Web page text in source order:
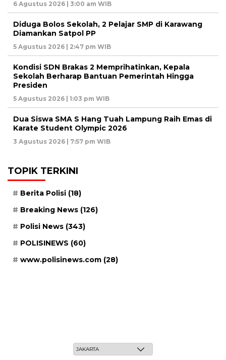
6 Agustus 2026 | 3:00 am WIB
Diduga Bolos Sekolah, 2 Pelajar SMP di Karawang
Diamankan Satpol PP
5 Agustus 2026 | 2:47 pm WIB
Kondisi SDN Brakas 2 Memprihatinkan, Kepala
Sekolah Berharap Bantuan Pemerintah Hingga
Presiden
5 Agustus 2026 | 1:03 pm WIB
Dua Siswa SMA S Hang Tuah Lampung Raih Emas di
Karate Student Olympic 2026
3 Agustus 2026 | 7:57 pm WIB
TOPIK TERKINI
Berita Polisi (18)
Breaking News (126)
Polisi News (343)
POLISINEWS (60)
www.polisinews.com (28)